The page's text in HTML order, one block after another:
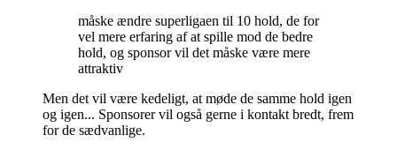
måske ændre superligaen til 10 hold, de for
vel mere erfaring af at spille mod de bedre
hold, og sponsor vil det måske være mere
attraktiv
Men det vil være kedeligt, at møde de samme hold igen
og igen... Sponsorer vil også gerne i kontakt bredt, frem
for de sædvanlige.